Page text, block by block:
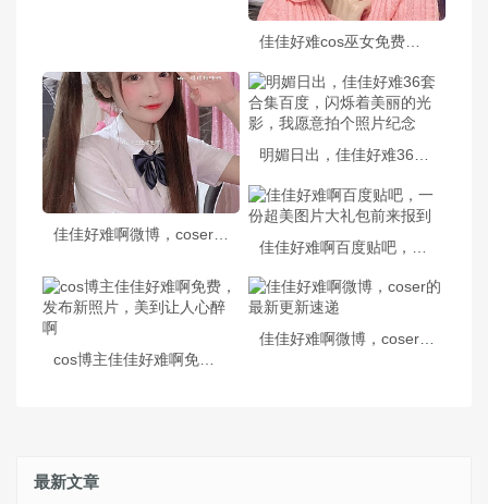
佳佳好难cos巫女免费，玩家cos技巧分享
佳佳好难啊微博，coser带你看见最迷人的原图
cos博主佳佳好难啊免费，发布新照片，美到让人心醉啊
佳佳好难啊微博，coser的最新更新速递
最新文章